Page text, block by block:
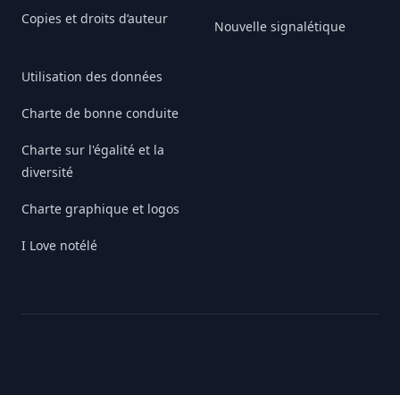
Copies et droits d’auteur
Utilisation des données
Charte de bonne conduite
Charte sur l'égalité et la
diversité
Charte graphique et logos
I Love notélé
Nouvelle signalétique